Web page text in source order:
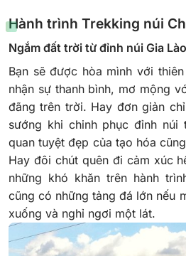
Hành trình Trekking núi
Ngắm đất trời từ đỉnh núi Gia Lào
Bạn sẽ được hòa mình với
nhận sự thanh bình, mơ mộng
đãng trên trời. Hay đơn giản
sướng khi chinh phục đỉnh núi
quan tuyệt đẹp của tạo hóa
Hay đôi chút quên đi cảm xúc
những khó khăn trên hành
cũng có những tảng đá lớn nếu
xuống và nghỉ ngơi một lát.